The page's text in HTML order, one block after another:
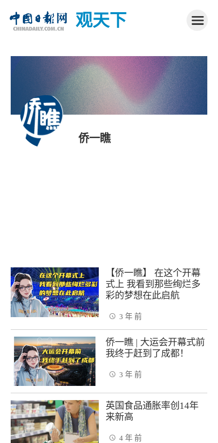
观天下
侨一瞧
【侨一瞧】 在这个开幕
式上 我看到那些绚烂多
彩的梦想在此启航
3 年 前
侨一瞧 | 大运会开幕式前
我终于赶到了成都！
3 年 前
英国食品通胀率创14年
来新高
4 年 前